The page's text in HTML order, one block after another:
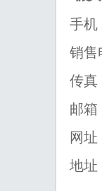
手机
传真
邮箱
网
地址